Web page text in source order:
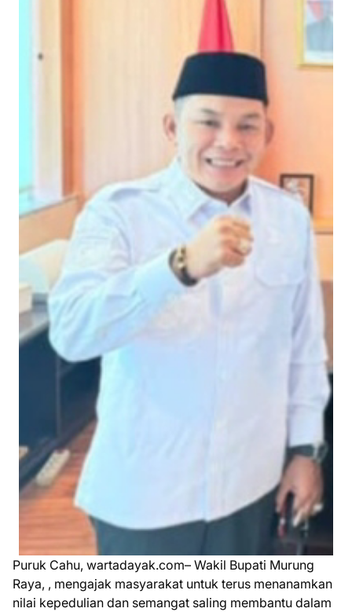
Puruk Cahu, wartadayak.com– Wakil Bupati Murung
Raya, , mengajak masyarakat untuk terus menanamkan
nilai kepedulian dan semangat saling membantu dalam